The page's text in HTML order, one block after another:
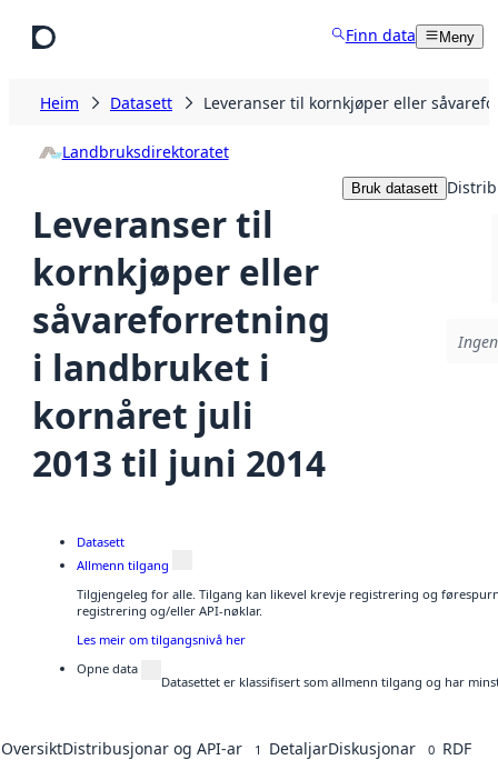
Finn data Meny
Heim Datasett Leveranser til kornkjøper eller
Landbruksdirektoratet
Leveranser til
kornkjøper eller
såvareforretning
i landbruket i
kornåret juli
2013 til juni 2014
Bruk datasett
Datasett
Allmenn tilgang
Tilgjengeleg for alle. Tilgang kan likevel krevje registrering og
registrering og/eller API-nøklar.
Les meir om tilgangsnivå her
Opne data
Datasettet er klassifisert som allmenn tilgang og har
OversiktDistribusjonar og API-ar 1 DetaljarDiskusjonar 0 RDF